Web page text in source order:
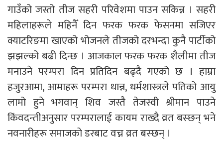
गाउँको जस्तो तीज सहरी परिवेशमा पाउन सकिन्न । सहरी
महिलाहरूले महिनैँ दिन फरक फरक फेसनमा सजिएर
क्याटरिङमा खाएको भोजनले तीजको दरभन्दा कुनै पार्टीको
झझल्को बढी दिन्छ । आजकाल फरक फरक शैलीमा तीज
मनाउने परम्परा दिन प्रतिदिन बढ्दै गएको छ । हाम्रा
हजुरआमा, आमाहरू परम्परा धान्न, धर्मशास्त्रले पतिको आयु
लामो हुने भगवान् शिव जस्तै तेजस्वी श्रीमान पाउने
किंवदन्तीअनुसार परम्परालाई कायम राख्दै व्रत बस्छन् भने
नवनारीहरू समाजको डरबाट वच्न व्रत बस्छन् ।